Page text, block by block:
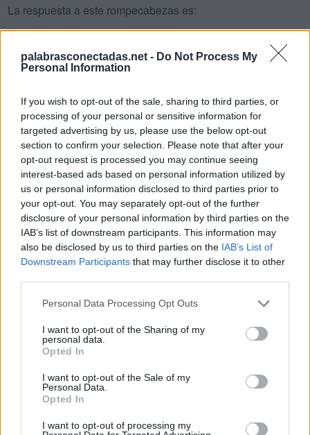
palabrasconectadas.net - Do Not Process My
Personal Information
If you wish to opt-out of the sale, sharing to third parties, or
processing of your personal or sensitive information for
targeted advertising by us, please use the below opt-out
section to confirm your selection. Please note that after your
opt-out request is processed you may continue seeing
interest-based ads based on personal information utilized by
us or personal information disclosed to third parties prior to
your opt-out. You may separately opt-out of the further
disclosure of your personal information by third parties on the
IAB’s list of downstream participants. This information may
also be disclosed by us to third parties on the IAB’s List of
Downstream Participants that may further disclose it to other
Personal Data Processing Opt Outs
I want to opt-out of the Sharing of my
personal data.
Opted In
I want to opt-out of the Sale of my
Personal Data.
Opted In
I want to opt-out of processing my
La respuesta a este rompecabezas es:
R
E
A
R
E T
E
T
R A
E
A
R E T
E
E
X T R A
E
Palabras extra:
E
R
E
E
R
A
A
R
E
R T
E
R
BUSCAR MÁS